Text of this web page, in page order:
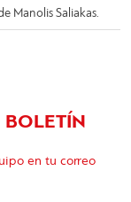
Manolis Saliakas.
BOLETÍN
en tu correo